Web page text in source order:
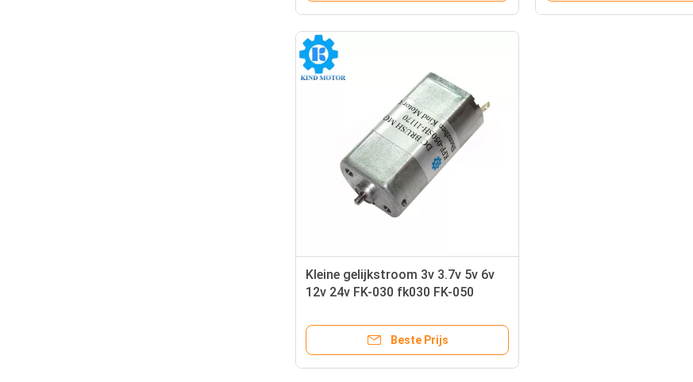
Kleine gelijkstroom 3v 3.7v 5v 6v
12v 24v FK-030 fk030 FK-050
elektromotoren
Beste Prijs